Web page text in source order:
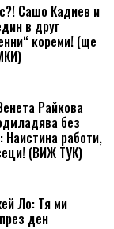
Сашо Кадиев и
в друг
кореми! (ще
Райкова
без
работи,
(ВИЖ ТУК)
Ло: Тя ми
ден